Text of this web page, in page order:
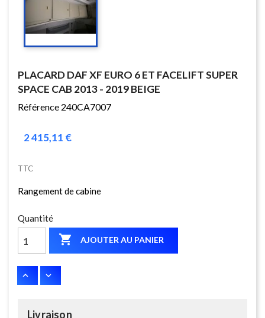
PLACARD DAF XF EURO 6 ET FACELIFT SUPER
SPACE CAB 2013 - 2019 BEIGE
Référence 240CA7007
2 415,11 €
TTC
Rangement de cabine
Quantité
 AJOUTER AU PANIER
Livraison